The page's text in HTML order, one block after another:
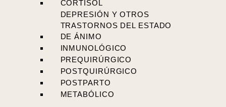
CORTISOL
DEPRESIÓN Y OTROS
TRASTORNOS DEL ESTADO
DE ÁNIMO
INMUNOLÓGICO
PREQUIRÚRGICO
POSTQUIRÚRGICO
POSTPARTO
METABÓLICO